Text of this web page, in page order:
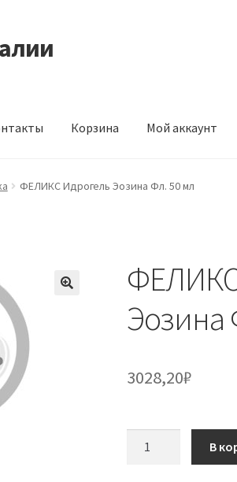
Корзина Мой аккаунт
Корзина Мой аккаунт Оформление заказа
ФЕЛИКС Идрогель Эозина Фл. 50 мл
Эозина
3028,20₽
В